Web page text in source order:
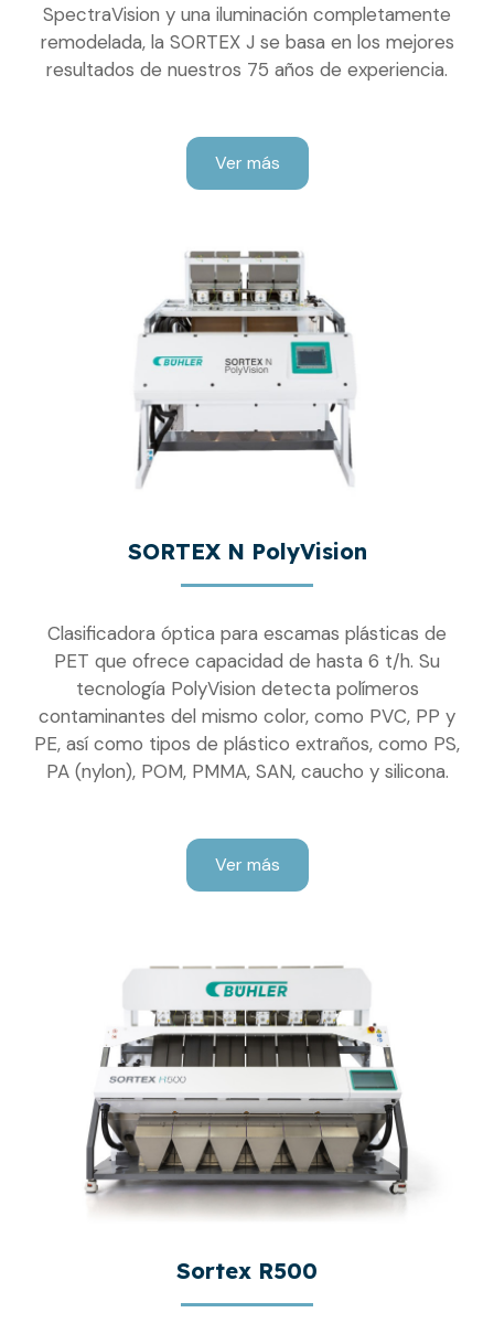
SpectraVision y una iluminación completamente
remodelada, la SORTEX J se basa en los mejores
resultados de nuestros 75 años de experiencia.
Ver más
SORTEX N PolyVision
Clasificadora óptica para escamas plásticas de
PET que ofrece capacidad de hasta 6 t/h. Su
tecnología PolyVision detecta polímeros
contaminantes del mismo color, como PVC, PP y
PE, así como tipos de plástico extraños, como PS,
PA (nylon), POM, PMMA, SAN, caucho y silicona.
Ver más
Sortex R500